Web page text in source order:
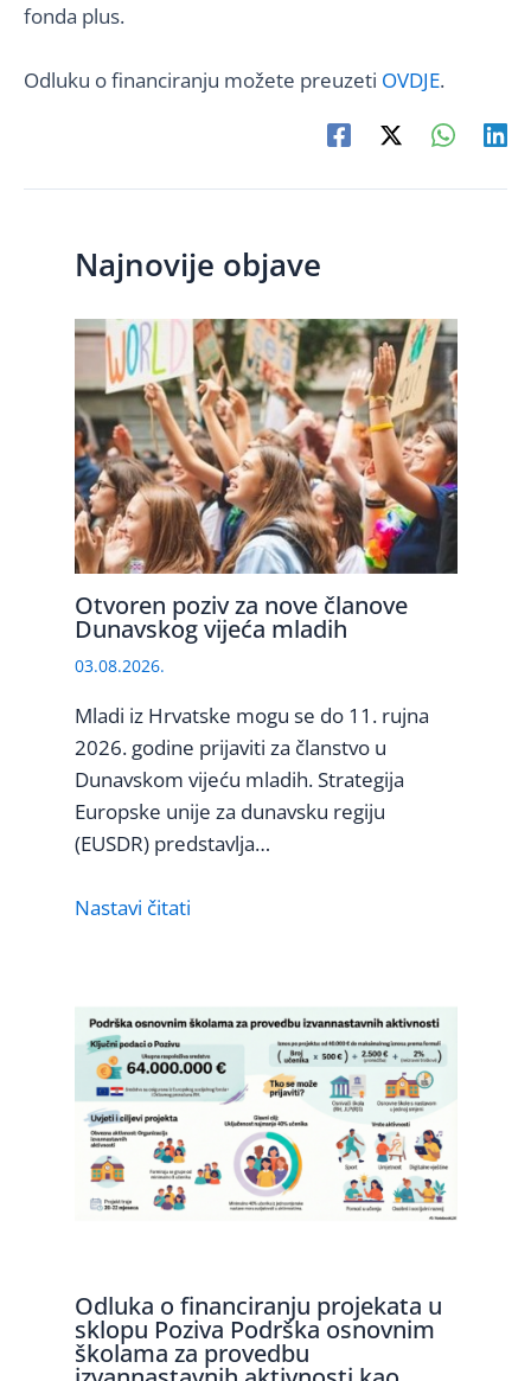
fonda plus.
Odluku o financiranju možete preuzeti OVDJE.
Najnovije objave
Otvoren poziv za nove članove
Dunavskog vijeća mladih
03.08.2026.
Mladi iz Hrvatske mogu se do 11. rujna
2026. godine prijaviti za članstvo u
Dunavskom vijeću mladih. Strategija
Europske unije za dunavsku regiju
(EUSDR) predstavlja…
Nastavi čitati
Odluka o financiranju projekata u
sklopu Poziva Podrška osnovnim
školama za provedbu